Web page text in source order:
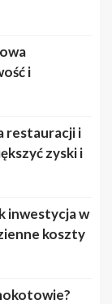
i
restauracji i
zyski i
inwestycja w
koszty